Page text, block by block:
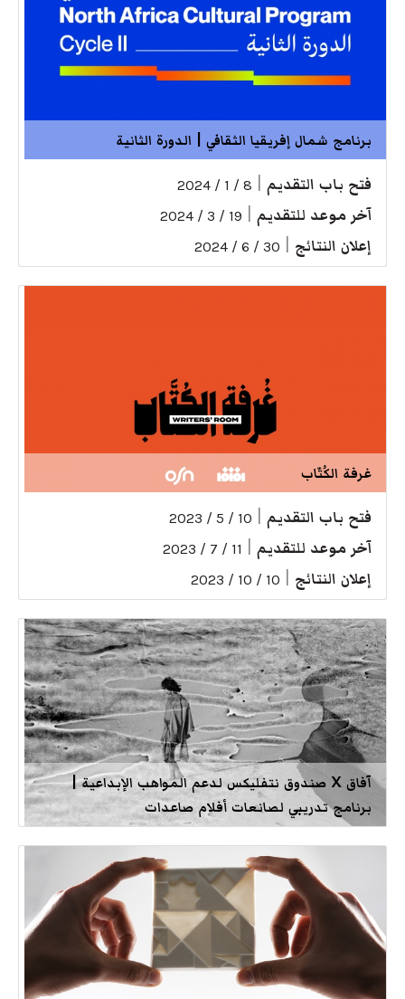
برنامج شمال إفريقيا الثقافي | الدورة الثانية
فتح باب التقديم 8 / 1 / 2024
آخر موعد للتقديم 19 / 3 / 2024
إعلان النتائج 30 / 6 / 2024
غرفة الكُتّاب
فتح باب التقديم 10 / 5 / 2023
آخر موعد للتقديم 11 / 7 / 2023
إعلان النتائج 10 / 10 / 2023
آفاق X صندوق نتفليكس لدعم المواهب الإبداعية |
برنامج تدريبي لصانعات أفلام صاعدات